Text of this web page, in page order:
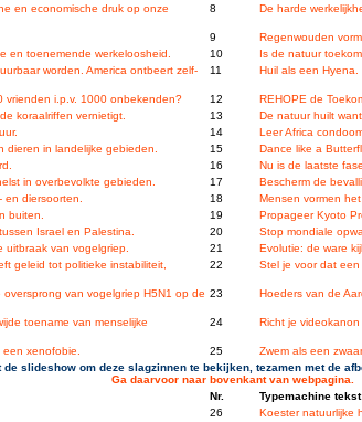
en economische druk op onze
8 De harde
9
Regenwouden
en toenemende werkeloosheid.
10
Is de natuur
worden. America ontbeert zelf-
11 Huil als een Hyena.
vrienden i.p.v. 1000 onbekenden? 12
REHOPE de
koraalriffen vernietigt.
13
De natuur huilt
14
Leer Africa
dieren in landelijke gebieden.
15
Dance like a
16
Nu is de laatste
in overbevolkte gebieden.
17
Bescherm de
en diersoorten.
18
Mensen vormen
buiten.
19
Propageer Kyoto
Israel en Palestina.
20
Stop mondiale
uitbraak van vogelgriep.
21
Evolutie: de ware
geleid tot politieke instabiliteit,
22 Stel je voor dat
van vogelgriep H5N1 op de 23 Hoeders van de
toename van menselijke
24 Richt je
een xenofobie. 25
Zwem als een
de slideshow om deze slagzinnen te bekijken, tezamen met de
Ga daarvoor naar bovenkant van webpagina.
Nr.
Typemachine
26
Koester natuurlijke